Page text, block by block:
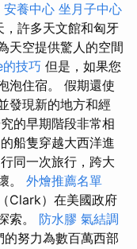
安養中心 坐月子中心
，許多天文館和匈牙
天空提供驚人的空間
技巧 但是，如果您
泡住宿。 假期還使
發現新的地方和經
的早期階段非常相
船隻穿越大西洋進
同一次旅行，跨大
。 外燴推薦名單
Clark）在美國政府
索。 防水膠 氣結調
的努力為數百萬西部